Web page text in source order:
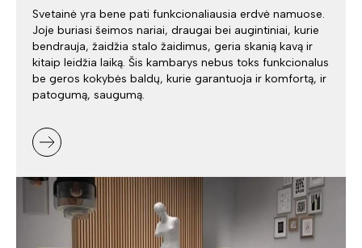
Svetainė yra bene pati funkcionaliausia erdvė namuose.
Joje buriasi šeimos nariai, draugai bei augintiniai, kurie
bendrauja, žaidžia stalo žaidimus, geria skanią kavą ir
kitaip leidžia laiką. Šis kambarys nebus toks funkcionalus
be geros kokybės baldų, kurie garantuoja ir komfortą, ir
patogumą, saugumą.